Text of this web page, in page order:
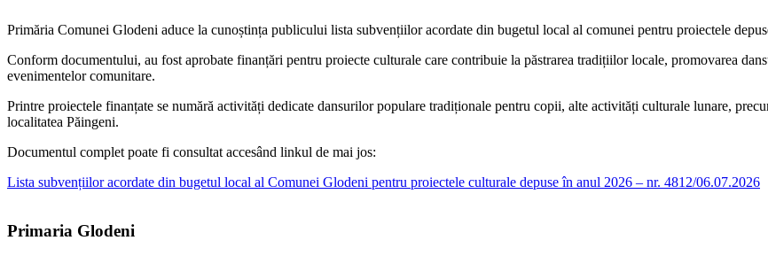
Primăria Comunei Glodeni aduce la cunoștința publicului lista subvențiilor acordate din bugetul local al comunei pentru proiectele
Conform documentului, au fost aprobate finanțări pentru proiecte culturale care contribuie la păstrarea tradițiilor locale, promovarea
evenimentelor comunitare.
Printre proiectele finanțate se numără activități dedicate dansurilor populare tradiționale pentru copii, alte activități culturale lunare,
localitatea Păingeni.
Documentul complet poate fi consultat accesând linkul de mai jos:
Lista subvențiilor acordate din bugetul local al Comunei Glodeni pentru proiectele culturale depuse în anul 2026 – nr. 4812/06.07.2026
Primaria Glodeni